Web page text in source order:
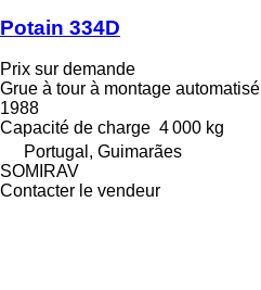
Potain 334D
Prix sur demande
Grue à tour à montage automatisé
1988
Capacité de charge 4 000 kg
Portugal, Guimarães
SOMIRAV
Contacter le vendeur